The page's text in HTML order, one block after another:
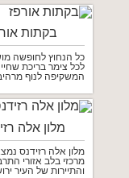
בקתות
כל הנחוץ לחופשה
לכל צימר בריכת
המשקיפה לנוף
מלון אלה
מלון אלה רזידנס
מרכזי בלב אזורי
והתיירות של העיר